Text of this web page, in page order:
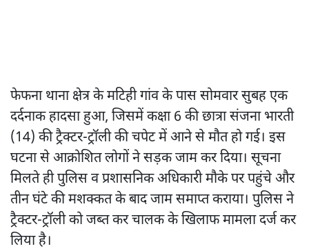
फेफना थाना क्षेत्र के मटिही गांव के पास सोमवार सुबह एक
दर्दनाक हादसा हुआ, जिसमें कक्षा 6 की छात्रा संजना भारती
(14) की ट्रैक्टर-ट्रॉली की चपेट में आने से मौत हो गई। इस
घटना से आक्रोशित लोगों ने सड़क जाम कर दिया। सूचना
मिलते ही पुलिस व प्रशासनिक अधिकारी मौके पर पहुंचे और
तीन घंटे की मशक्कत के बाद जाम समाप्त कराया। पुलिस ने
ट्रैक्टर-ट्रॉली को जब्त कर चालक के खिलाफ मामला दर्ज कर
लिया है।